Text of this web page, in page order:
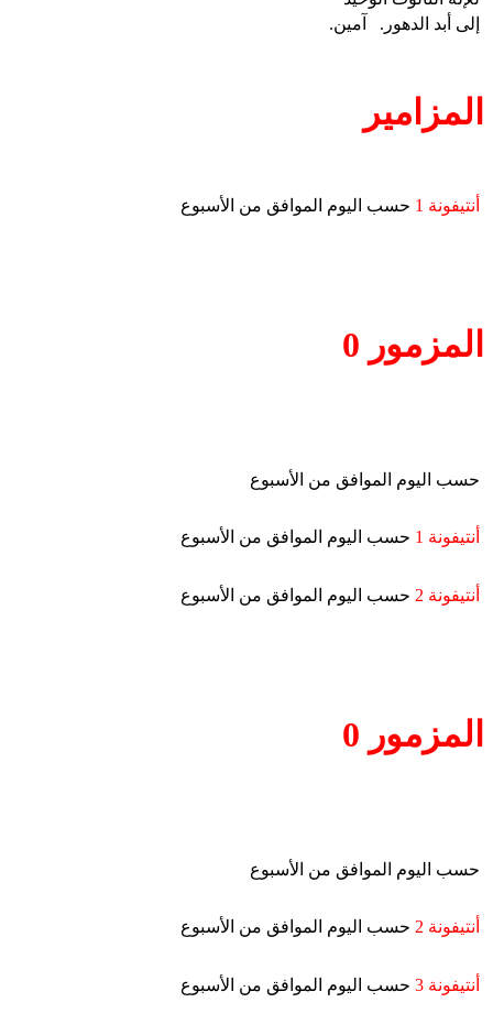
إلى أبد الدهور.
آمين.
المزامير
أنتيفونة 1 حسب اليوم الموافق من الأسبوع
المزمور 0
حسب اليوم الموافق من الأسبوع
أنتيفونة 1 حسب اليوم الموافق من الأسبوع
أنتيفونة 2 حسب اليوم الموافق من الأسبوع
المزمور 0
حسب اليوم الموافق من الأسبوع
أنتيفونة 2 حسب اليوم الموافق من الأسبوع
أنتيفونة 3 حسب اليوم الموافق من الأسبوع